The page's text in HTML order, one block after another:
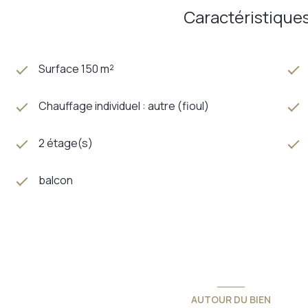
Surface 150 m²
Chauffage individuel : autre (fioul)
2 étage(s)
balcon
AUTOUR DU BIEN